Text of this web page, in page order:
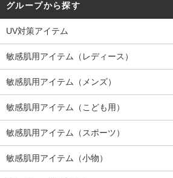
グループから探す
UV対策アイテム
敏感肌用アイテム（レディース）
敏感肌用アイテム（メンズ）
敏感肌用アイテム（こども用）
敏感肌用アイテム（スポーツ）
敏感肌用アイテム（小物）